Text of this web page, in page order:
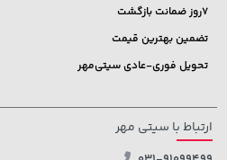
7روز ضمانت بازگشت
تضمین بهترین قیمت
تحویل فوری-عادی سیتی‌مهر
ارتباط با سیتی مهر